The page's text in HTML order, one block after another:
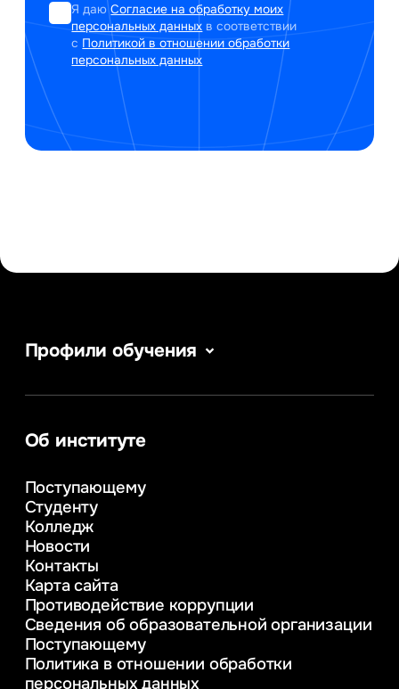
Я даюСогласие на обработку моих
персональных данных в соответствии
с Политикой в отношении обработки
персональных данных
Профили обучения
Информатика
аналитика
Управление в сфере коммерческой
Психолого-педагогическое
консультирование и медиация
в образовании
Веб-дизайн
Управление инновационным развитием
предприятия
Уголовное право
Информационные технологии в бизнесе
Информационное и программное
обеспечение бизнес процессов
Об институте
Поступающему
Студенту
Колледж
Новости
Контакты
Карта сайта
Противодействие коррупции
Сведения об образовательной организации
Поступающему
Политика в отношении обработки
персональных данных